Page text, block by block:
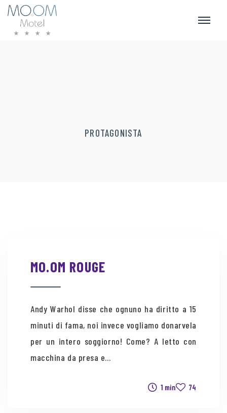
PROTAGONISTA
MO.OM ROUGE
Andy Warhol disse che ognuno ha diritto a 15
minuti di fama, noi invece vogliamo donarvela
per un intero soggiorno! Come? A letto con
macchina da presa e...
74
1 min